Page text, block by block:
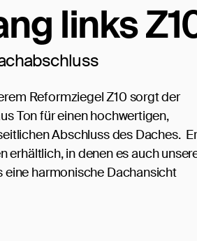
links
Reformziegel Z10 sorgt der
Ton für einen hochwertigen,
Abschluss des Daches. Er
erhältlich, in denen es auch
eine harmonische Dachansicht